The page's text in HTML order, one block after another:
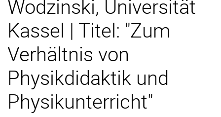
Wodzinski, Universität
Kassel | Titel: "Zum
Verhältnis von
Physikdidaktik und
Physikunterricht"